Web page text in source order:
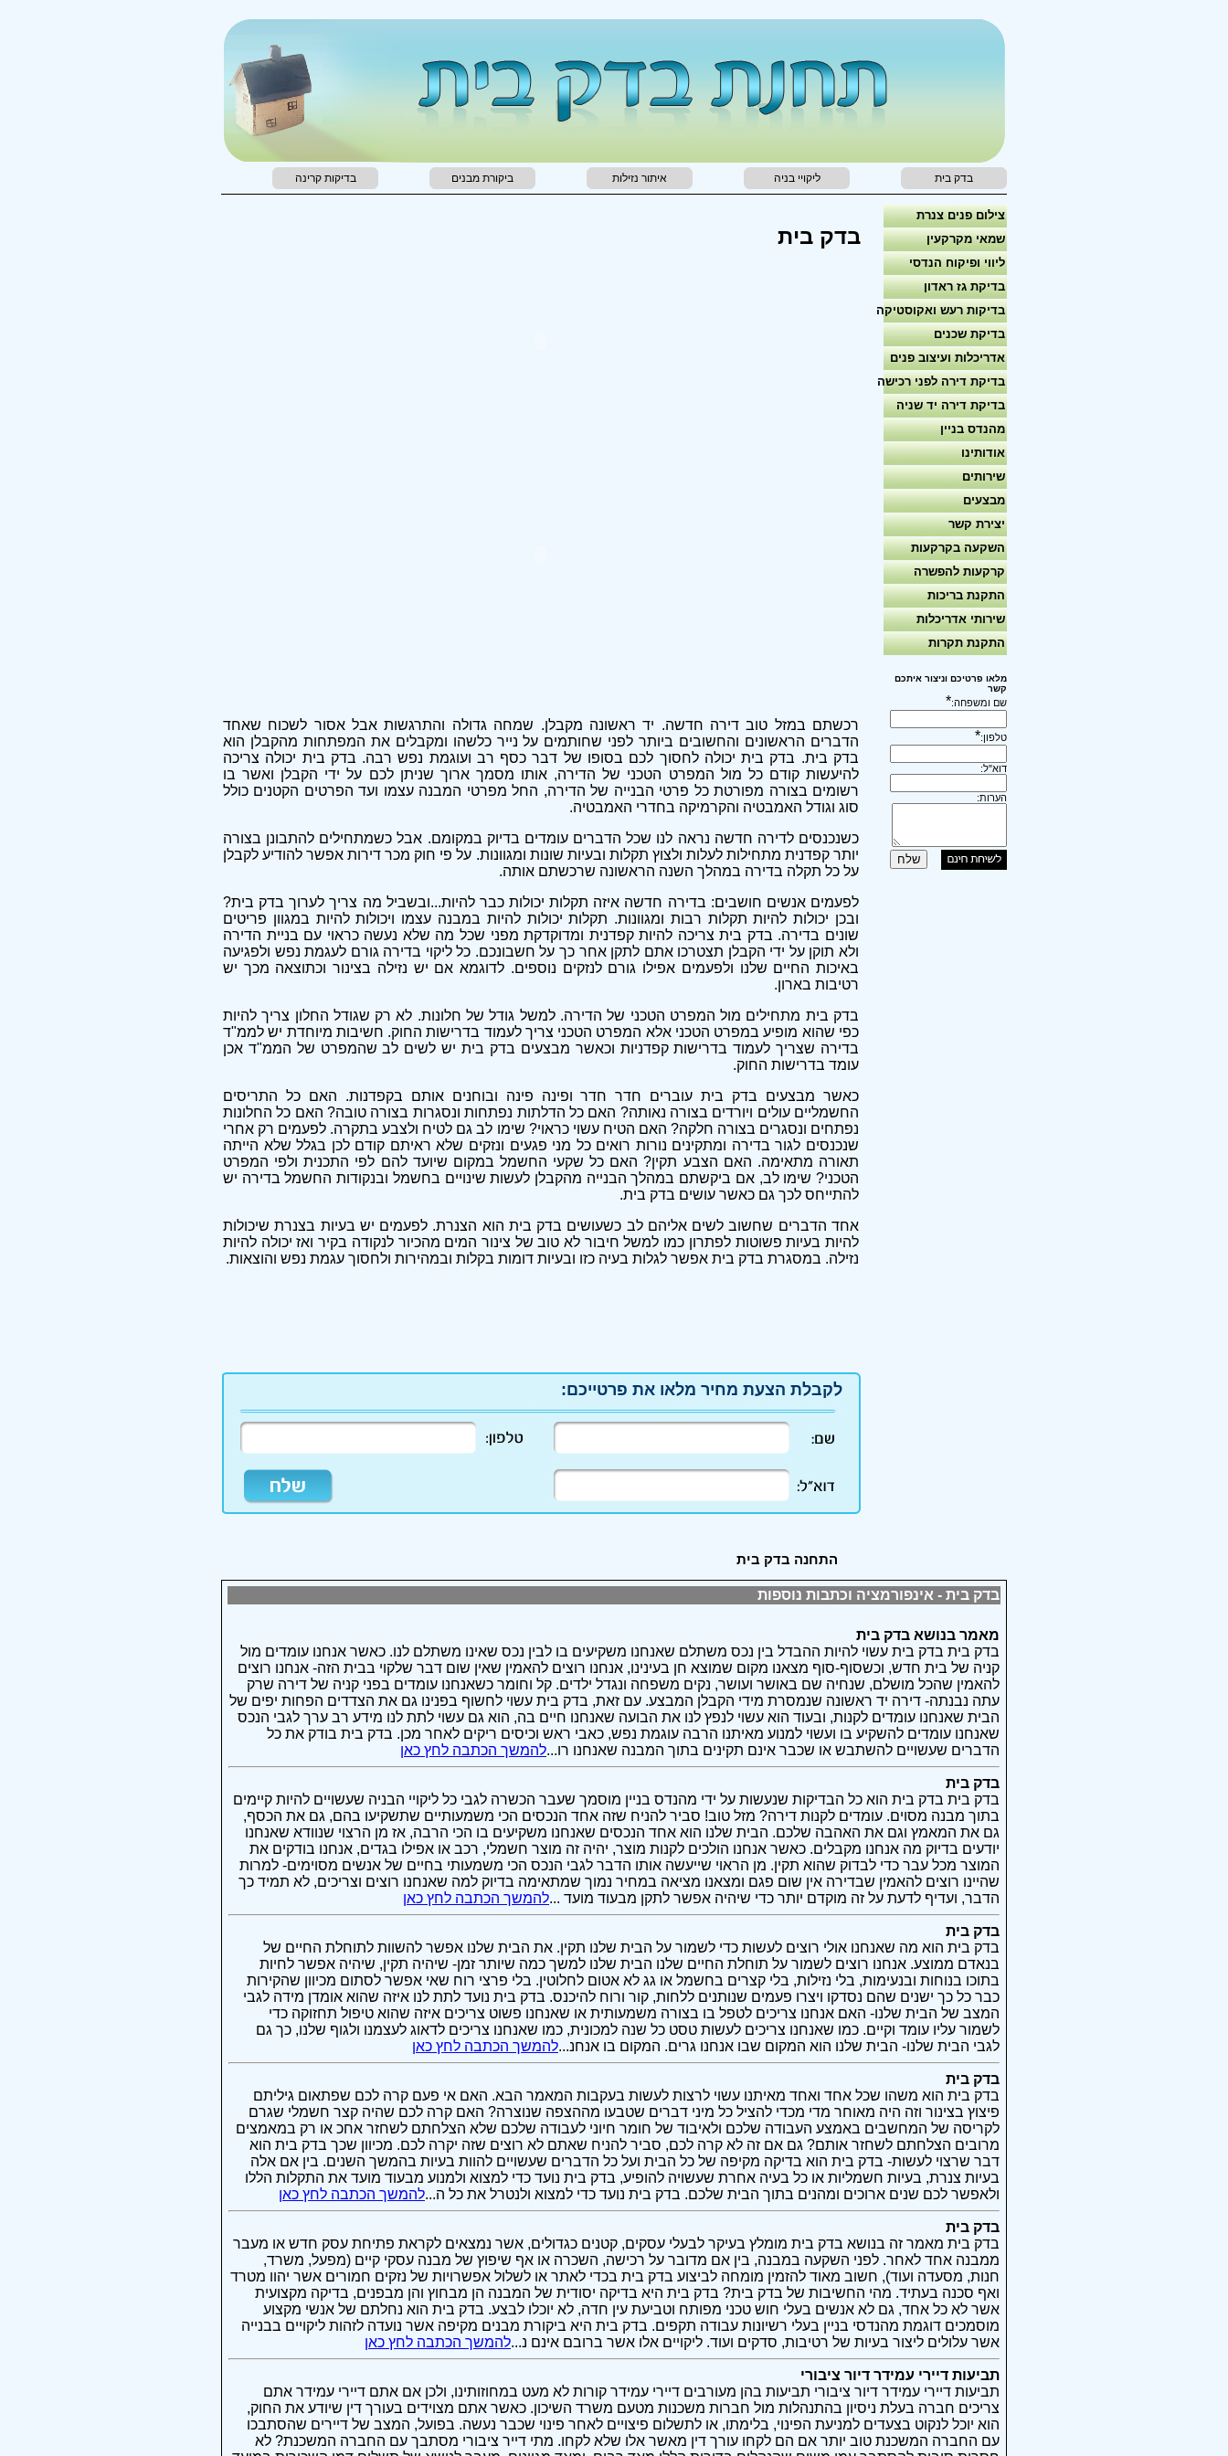
בדק בית ליקויי בניה איתור נזילות ביקורת מבנים בדיקות קרינה
צילום פנים צנרת
שמאי מקרקעין
ליווי ופיקוח הנדסי
בדיקת גז ראדון
בדיקות רעש ואקוסטיקה
בדיקת שכנים
אדריכלות ועיצוב פנים
בדיקת דירה לפני רכישה
בדיקת דירה יד שניה
מהנדס בניין
אודותינו
שירותים
מבצעים
יצירת קשר
השקעה בקרקעות
קרקעות להפשרה
התקנת בריכות
שירותי אדריכלות
התקנת תקרות
מלאו פרטיכם וניצור איתכם
קשר
שם ומשפחה:*
טלפון:*
דוא"ל:
הערות:
בדק בית
רכשתם במזל טוב דירה חדשה. יד ראשונה מקבלן. שמחה גדולה והתרגשות אבל אסור לשכוח שאחד
הדברים הראשונים והחשובים ביותר לפני שחותמים על נייר כלשהו ומקבלים את המפתחות מהקבלן הוא
בדק בית. בדק בית יכולה לחסוך לכם בסופו של דבר כסף רב ועוגמת נפש רבה. בדק בית יכולה צריכה
להיעשות קודם כל מול המפרט הטכני של הדירה, אותו מסמך ארוך שניתן לכם על ידי הקבלן ואשר בו
רשומים בצורה מפורטת כל פרטי הבנייה של הדירה, החל מפרטי המבנה עצמו ועד הפרטים הקטנים כולל
סוג וגודל האמבטיה והקרמיקה בחדרי האמבטיה.
כשנכנסים לדירה חדשה נראה לנו שכל הדברים עומדים בדיוק במקומם. אבל כשמתחילים להתבונן בצורה
יותר קפדנית מתחילות לעלות ולצוץ תקלות ובעיות שונות ומגוונות. על פי חוק מכר דירות אפשר להודיע לקבלן
על כל תקלה בדירה במהלך השנה הראשונה שרכשתם אותה.
לפעמים אנשים חושבים: בדירה חדשה איזה תקלות יכולות כבר להיות...ובשביל מה צריך לערוך בדק בית?
ובכן יכולות להיות תקלות רבות ומגוונות. תקלות יכולות להיות במבנה עצמו ויכולות להיות במגוון פריטים
שונים בדירה. בדק בית צריכה להיות קפדנית ומדוקדקת מפני שכל מה שלא נעשה כראוי עם בניית הדירה
ולא תוקן על ידי הקבלן תצטרכו אתם לתקן אחר כך על חשבונכם. כל ליקוי בדירה גורם לעגמת נפש ולפגיעה
באיכות החיים שלנו ולפעמים אפילו גורם לנזקים נוספים. לדוגמא אם יש נזילה בצינור וכתוצאה מכך יש
רטיבות בארון.
בדק בית מתחילים מול המפרט הטכני של הדירה. למשל גודל של חלונות. לא רק שגודל החלון צריך להיות
כפי שהוא מופיע במפרט הטכני אלא המפרט הטכני צריך לעמוד בדרישות החוק. חשיבות מיוחדת יש לממ"ד
בדירה שצריך לעמוד בדרישות קפדניות וכאשר מבצעים בדק בית יש לשים לב שהמפרט של הממ"ד אכן
עומד בדרישות החוק.
כאשר מבצעים בדק בית עוברים חדר חדר ופינה פינה ובוחנים אותם בקפדנות. האם כל התריסים
החשמליים עולים ויורדים בצורה נאותה? האם כל הדלתות נפתחות ונסגרות בצורה טובה? האם כל החלונות
נפתחים ונסגרים בצורה חלקה? האם הטיח עשוי כראוי? שימו לב גם לטיח ולצבע בתקרה. לפעמים רק אחרי
שנכנסים לגור בדירה ומתקינים נורות רואים כל מני פגעים ונזקים שלא ראיתם קודם לכן בגלל שלא הייתה
תאורה מתאימה. האם הצבע תקין? האם כל שקעי החשמל במקום שיועד להם לפי התכנית ולפי המפרט
הטכני? שימו לב, אם ביקשתם במהלך הבנייה מהקבלן לעשות שינויים בחשמל ובנקודות החשמל בדירה יש
להתייחס לכך גם כאשר עושים בדק בית.
אחד הדברים שחשוב לשים אליהם לב כשעושים בדק בית הוא הצנרת. לפעמים יש בעיות בצנרת שיכולות
להיות בעיות פשוטות לפתרון כמו למשל חיבור לא טוב של צינור המים מהכיור לנקודה בקיר ואז יכולה להיות
נזילה. במסגרת בדק בית אפשר לגלות בעיה כזו ובעיות דומות בקלות ובמהירות ולחסוך עגמת נפש והוצאות.
לקבלת הצעת מחיר מלאו את פרטייכם:
התחנה בדק בית
בדק בית - אינפורמציה וכתבות נוספות
מאמר בנושא בדק בית
בדק בית בדק בית עשוי להיות ההבדל בין נכס משתלם שאנחנו משקיעים בו לבין נכס שאינו משתלם לנו. כאשר אנחנו עומדים מול
קניה של בית חדש, וכשסוף-סוף מצאנו מקום שמוצא חן בעינינו, אנחנו רוצים להאמין שאין שום דבר שלקוי בבית הזה- אנחנו רוצים
להאמין שהכל מושלם, שנחיה שם באושר ועושר, נקים משפחה ונגדל ילדים. קל וחומר כשאנחנו עומדים בפני קניה של דירה שרק
עתה נבנתה- דירה יד ראשונה שנמסרת מידי הקבלן המבצע. עם זאת, בדק בית עשוי לחשוף בפנינו גם את הצדדים הפחות יפים של
הבית שאנחנו עומדים לקנות, ובעוד הוא עשוי לנפץ לנו את הבועה שאנחנו חיים בה, הוא גם עשוי לתת לנו מידע רב ערך לגבי הנכס
שאנחנו עומדים להשקיע בו ועשוי למנוע מאיתנו הרבה עוגמת נפש, כאבי ראש וכיסים ריקים לאחר מכן. בדק בית בודק את כל
הדברים שעשויים להשתבש או שכבר אינם תקינים בתוך המבנה שאנחנו רו...להמשך הכתבה לחץ כאן
בדק בית
בדק בית בדק בית הוא כל הבדיקות שנעשות על ידי מהנדס בניין מוסמך שעבר הכשרה לגבי כל ליקויי הבניה שעשויים להיות קיימים
בתוך מבנה מסוים. עומדים לקנות דירה? מזל טוב! סביר להניח שזה אחד הנכסים הכי משמעותיים שתשקיעו בהם, גם את הכסף,
גם את המאמץ וגם את האהבה שלכם. הבית שלנו הוא אחד הנכסים שאנחנו משקיעים בו הכי הרבה, אז מן הרצוי שנוודא שאנחנו
יודעים בדיוק מה אנחנו מקבלים. כאשר אנחנו הולכים לקנות מוצר, יהיה זה מוצר חשמלי, רכב או אפילו בגדים, אנחנו בודקים את
המוצר מכל עבר כדי לבדוק שהוא תקין. מן הראוי שייעשה אותו הדבר לגבי הנכס הכי משמעותי בחיים של אנשים מסוימים- למרות
שהיינו רוצים להאמין שבדירה אין שום פגם ומצאנו מציאה במחיר נמוך שמתאימה בדיוק למה שאנחנו רוצים וצריכים, לא תמיד כך
הדבר, ועדיף לדעת על זה מוקדם יותר כדי שיהיה אפשר לתקן מבעוד מועד ...להמשך הכתבה לחץ כאן
בדק בית
בדק בית הוא מה שאנחנו אולי רוצים לעשות כדי לשמור על הבית שלנו תקין. את הבית שלנו אפשר להשוות לתוחלת החיים של
בנאדם ממוצע. אנחנו רוצים לשמור על תוחלת החיים שלנו הבית שלנו למשך כמה שיותר זמן- שיהיה תקין, שיהיה אפשר לחיות
בתוכו בנוחות ובנעימות, בלי נזילות, בלי קצרים בחשמל או גג לא אטום לחלוטין. בלי פרצי רוח שאי אפשר לסתום מכיוון שהקירות
כבר כל כך ישנים שהם נסדקו ויצרו פעמים שנותנים ללחות, קור ורוח להיכנס. בדק בית נועד לתת לנו איזה שהוא אומדן מידה לגבי
המצב של הבית שלנו- האם אנחנו צריכים לטפל בו בצורה משמעותית או שאנחנו פשוט צריכים איזה שהוא טיפול תחזוקה כדי
לשמור עליו עומד וקיים. כמו שאנחנו צריכים לעשות טסט כל שנה למכונית, כמו שאנחנו צריכים לדאוג לעצמנו ולגוף שלנו, כך גם
לגבי הבית שלנו- הבית שלנו הוא המקום שבו אנחנו גרים. המקום בו אנחנ...להמשך הכתבה לחץ כאן
בדק בית
בדק בית הוא משהו שכל אחד ואחד מאיתנו עשוי לרצות לעשות בעקבות המאמר הבא. האם אי פעם קרה לכם שפתאום גיליתם
פיצוץ בצינור וזה היה מאוחר מדי מכדי להציל כל מיני דברים שטבעו מההצפה שנוצרה? האם קרה לכם שהיה קצר חשמלי שגרם
לקריסה של המחשבים באמצע העבודה שלכם ולאיבוד של חומר חיוני לעבודה שלכם שלא הצלחתם לשחזר אחכ או רק במאמצים
מרובים הצלחתם לשחזר אותם? גם אם זה לא קרה לכם, סביר להניח שאתם לא רוצים שזה יקרה לכם. מכיוון שכך בדק בית הוא
דבר שרצוי לעשות- בדק בית הוא בדיקה מקיפה של כל הבית ועל כל הדברים שעשויים להוות בעיות בהמשך השנים. בין אם אלה
בעיות צנרת, בעיות חשמליות או כל בעיה אחרת שעשויה להופיע, בדק בית נועד כדי למצוא ולמנוע מבעוד מועד את התקלות הללו
ולאפשר לכם שנים ארוכים ומהנים בתוך הבית שלכם. בדק בית נועד כדי למצוא ולנטרל את כל ה...להמשך הכתבה לחץ כאן
בדק בית
בדק בית מאמר זה בנושא בדק בית מומלץ בעיקר לבעלי עסקים, קטנים כגדולים, אשר נמצאים לקראת פתיחת עסק חדש או מעבר
ממבנה אחד לאחר. לפני השקעה במבנה, בין אם מדובר על רכישה, השכרה או אף שיפוץ של מבנה עסקי קיים (מפעל, משרד,
חנות, מסעדה ועוד), חשוב מאוד להזמין מומחה לביצוע בדק בית בכדי לאתר או לשלול אפשרויות של נזקים חמורים אשר יהוו מטרד
ואף סכנה בעתיד. מהי החשיבות של בדק בית? בדק בית היא בדיקה יסודית של המבנה הן מבחוץ והן מבפנים, בדיקה מקצועית
אשר לא כל אחד, גם לא אנשים בעלי חוש טכני מפותח וטביעת עין חדה, לא יוכלו לבצע. בדק בית הוא נחלתם של אנשי מקצוע
מוסמכים דוגמת מהנדסי בניין בעלי רשיונות עבודה תקפים. בדק בית היא ביקורת מבנים מקיפה אשר נועדה לזהות ליקויים בבנייה
אשר עלולים ליצור בעיות של רטיבות, סדקים ועוד. ליקויים אלו אשר ברובם אינם נ...להמשך הכתבה לחץ כאן
תביעות דיירי עמידר דיור ציבורי
תביעות דיירי עמידר דיור ציבורי תביעות בהן מעורבים דיירי עמידר קורות לא מעט במחוזותינו, ולכן אם אתם דיירי עמידר אתם
צריכים חברה בעלת ניסיון בהתנהלות מול חברות משכנות מטעם משרד השיכון. כאשר אתם מצוידים בעורך דין שיודע את החוק,
הוא יוכל לנקוט בצעדים למניעת הפינוי, בלימתו, או לתשלום פיצויים לאחר פינוי שכבר נעשה. בפועל, המצב של דיירים שהסתבכו
עם החברה המשכנת טוב יותר אם הם לקחו עורך דין מאשר אלו שלא לקחו. מתי דייר ציבורי מסתבך עם החברה המשכנת? לא